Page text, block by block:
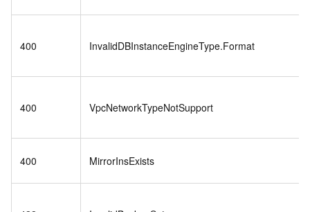
400 InvalidDBInstanceEngineType.Format
400 VpcNetworkTypeNotSupport
400 MirrorInsExists